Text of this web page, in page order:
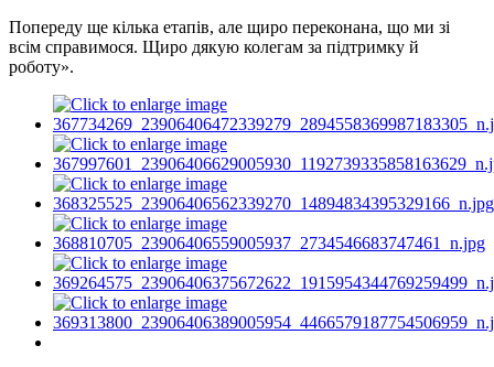
Попереду ще кілька етапів, але щиро переконана, що ми зі
всім справимося. Щиро дякую колегам за підтримку й
роботу».